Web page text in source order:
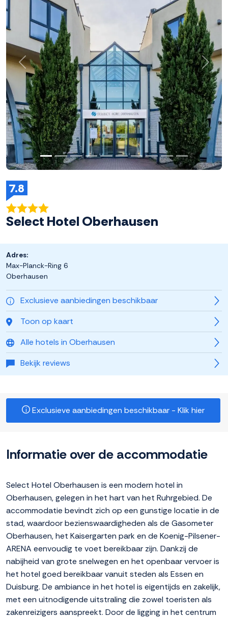
7.8
Select Hotel Oberhausen
Exclusieve aanbiedingen beschikbaar
Toon op kaart
Alle hotels in Oberhausen
Bekijk reviews
Adres:
Max-Planck-Ring 6
Oberhausen
Exclusieve aanbiedingen beschikbaar - Klik hier
Informatie over de accommodatie
Select Hotel Oberhausen is een modern hotel in
Oberhausen, gelegen in het hart van het Ruhrgebied. De
accommodatie bevindt zich op een gunstige locatie in de
stad, waardoor bezienswaardigheden als de Gasometer
Oberhausen, het Kaisergarten park en de Koenig-Pilsener-
ARENA eenvoudig te voet bereikbaar zijn. Dankzij de
nabijheid van grote snelwegen en het openbaar vervoer is
het hotel goed bereikbaar vanuit steden als Essen en
Duisburg. De ambiance in het hotel is eigentijds en zakelijk,
met een uitnodigende uitstraling die zowel toeristen als
zakenreizigers aanspreekt. Door de ligging in het centrum